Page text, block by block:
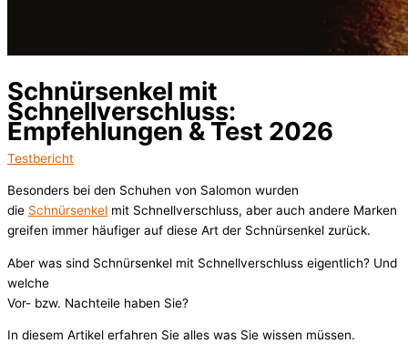
Schnürsenkel mit
Schnellverschluss:
Empfehlungen & Test 2026
Testbericht
Besonders bei den Schuhen von Salomon wurden
die Schnürsenkel mit Schnellverschluss, aber auch andere Marken
greifen immer häufiger auf diese Art der Schnürsenkel zurück.
Aber was sind Schnürsenkel mit Schnellverschluss eigentlich? Und
welche
Vor- bzw. Nachteile haben Sie?
In diesem Artikel erfahren Sie alles was Sie wissen müssen.